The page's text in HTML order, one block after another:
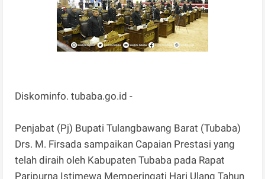
Diskominfo. tubaba.go.id -
Penjabat (Pj) Bupati Tulangbawang Barat (Tubaba)
Drs. M. Firsada sampaikan Capaian Prestasi yang
telah diraih oleh Kabupaten Tubaba pada Rapat
Paripurna Istimewa Memperingati Hari Ulang Tahun